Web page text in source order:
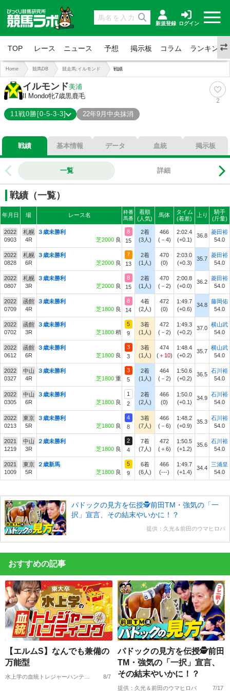
新規登録 ログイン
TOP レース ニュース 予想 掲示板 コラム ランキング
Home 競馬DB 競走馬:イルモンド 戦績
イルモンド美浦
Il Mondo牝7歳黒鹿毛
2
11戦0勝[0-5-3-3]
22年9月中央抹消
総合成績 0-5-3-3
0%
45%
複勝 73%
戦績 基本情報 データ 血統 掲示板
一覧 詳細
戦績（一覧）
年月日 場 レース名
枠番
馬番
着順
(人気)
馬体
タイム
(着差)
上り
騎手
(斤量)
2022
0903
札幌
4R
３歳未勝利
芝2000 良
8
15
2着
(3人)
466
(－4)
2:02.4
(+0.1)
36.8
菱田裕
54.0
2022
0828
札幌
6R
３歳未勝利
芝2000 良
7
13
2着
(1人)
470
(0)
2:03.0
(+0.3)
35.7
菱田裕
54.0
2022
0807
札幌
3R
３歳未勝利
芝2000 良
8
15
2着
(1人)
470
(－2)
2:00.8
(+0.0)
36.2
菱田裕
54.0
2022
0709
函館
4R
３歳未勝利
芝1800 良
8
14
4着
(2人)
472
(0)
1:49.7
(+0.6)
34.8
藤岡佑
54.0
2022
0702
函館
3R
３歳未勝利
芝1800 稍
5
9
3着
(1人)
472
(－2)
1:49.3
(+0.2)
37.0
横山武
54.0
2022
0612
函館
6R
３歳未勝利
芝1800 良
3
3
3着
(1人)
474
(＋10)
1:48.4
(+0.2)
35.7
横山武
54.0
2022
0327
中山
4R
３歳未勝利
芝1800 重
3
5
2着
(1人)
464
(－2)
1:50.6
(+0.2)
36.5
石川裕
54.0
2022
0305
中山
6R
３歳未勝利
芝1800 良
1
2
2着
(2人)
466
(0)
1:50.0
(+0.1)
34.9
石川裕
54.0
2022
0213
東京
5R
３歳未勝利
芝1800 良
4
8
3着
(7人)
466
(－6)
1:48.2
(+0.9)
35.3
石川裕
54.0
2021
1219
中山
3R
２歳未勝利
芝1800 良
2
4
7着
(7人)
472
(＋6)
1:50.5
(+1.2)
35.6
石川裕
54.0
2021
1009
東京
5R
２歳新馬
芝1800 良
5
9
6着
(6人)
466
(---)
1:49.7
(+1.4)
34.4
三浦皇
54.0
パドックの見方を伝授🕵前田TM・強気の「一
択」宣言、その結末やいかに！？
提供：久光＆前田のウマヒロバ
おすすめの記事
【エルムS】なんでも兼備の
万能型
8/7
パドックの見方を伝授🕵前田
TM・強気の「一択」宣言、
その結末やいかに！？
提供：久光＆前田のウマヒロバ 7/17